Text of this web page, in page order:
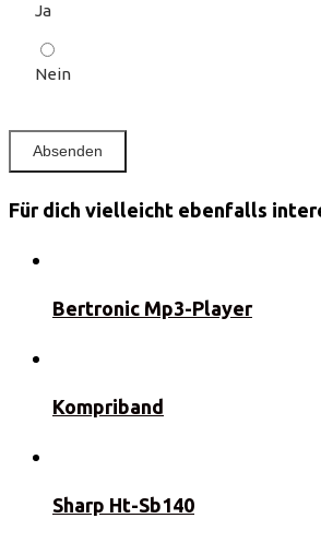
Ja
Nein
Für dich vielleicht ebenfalls
Bertronic Mp3-Player
Kompriband
Sharp Ht-Sb140